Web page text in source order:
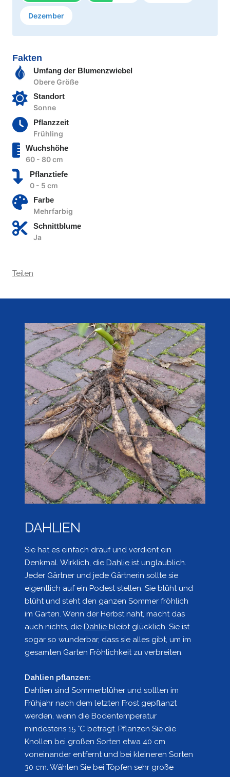
Dezember
Fakten
Umfang der Blumenzwiebel
Obere Größe
Standort
Sonne
Pflanzzeit
Frühling
Wuchshöhe
60 - 80 cm
Pflanztiefe
0 - 5 cm
Farbe
Mehrfarbig
Schnittblume
Ja
Teilen
DAHLIEN
Sie hat es einfach drauf und verdient ein
Denkmal. Wirklich, die Dahlie ist unglaublich.
Jeder Gärtner und jede Gärtnerin sollte sie
eigentlich auf ein Podest stellen. Sie blüht und
blüht und steht den ganzen Sommer fröhlich
im Garten. Wenn der Herbst naht, macht das
auch nichts, die Dahlie bleibt glücklich. Sie ist
sogar so wunderbar, dass sie alles gibt, um im
gesamten Garten Fröhlichkeit zu verbreiten.
Dahlien pflanzen:
Dahlien sind Sommerblüher und sollten im
Frühjahr nach dem letzten Frost gepflanzt
werden, wenn die Bodentemperatur
mindestens 15 °C beträgt. Pflanzen Sie die
Knollen bei großen Sorten etwa 40 cm
voneinander entfernt und bei kleineren Sorten
30 cm. Wählen Sie bei Töpfen sehr große